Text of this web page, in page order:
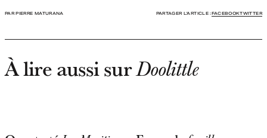
PAR PIERRE MATURANA PARTAGER L'ARTICLE :FACEBOOKTWITTER
À lire aussi surDoolittle